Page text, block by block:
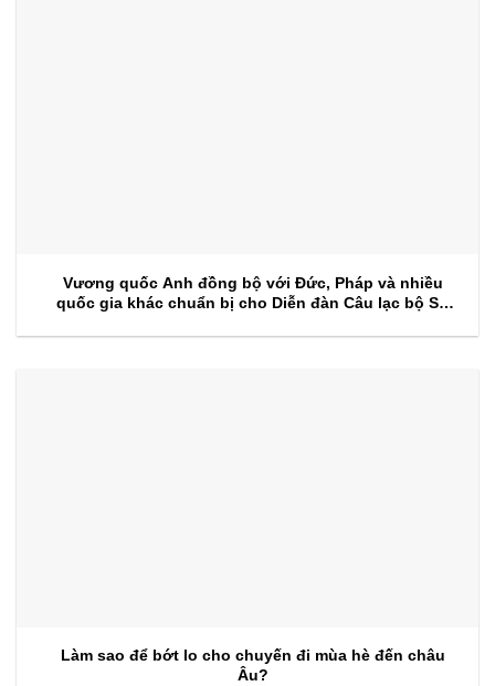
Vương quốc Anh đồng bộ với Đức, Pháp và nhiều
quốc gia khác chuẩn bị cho Diễn đàn Câu lạc bộ Sự
Làm sao để bớt lo cho chuyến đi mùa hè đến châu
Âu?